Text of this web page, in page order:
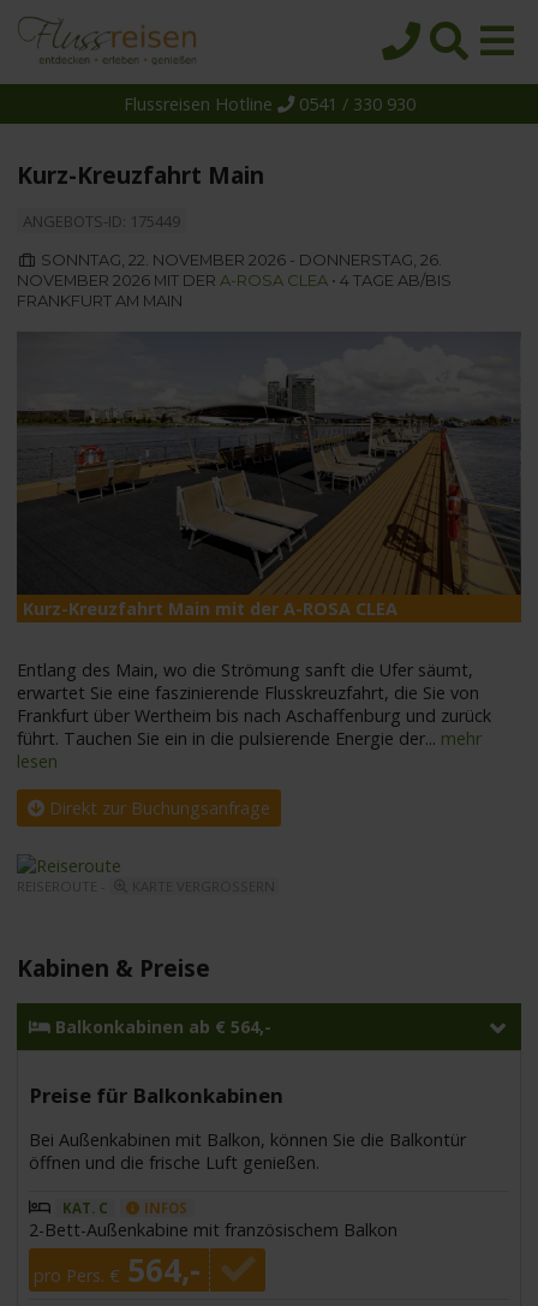
Reedereien
Wissen
Suche
Flussreisen Hotline 0541 / 330 930
Kurz-Kreuzfahrt Main
ANGEBOTS-ID: 175449
SONNTAG, 22. NOVEMBER 2026 - DONNERSTAG, 26.
NOVEMBER 2026 MIT DER A-ROSA CLEA • 4 TAGE AB/BIS
FRANKFURT AM MAIN
Kurz-Kreuzfahrt Main mit der A-ROSA CLEA
Entlang des Main, wo die Strömung sanft die Ufer säumt,
erwartet Sie eine faszinierende Flusskreuzfahrt, die Sie von
Frankfurt über Wertheim bis nach Aschaffenburg und zurück
führt. Tauchen Sie ein in die pulsierende Energie der... mehr
lesen
Direkt zur Buchungsanfrage
REISEROUTE -
Kabinen & Preise
Balkonkabinen ab € 564,-
Preise für Balkonkabinen
Bei Außenkabinen mit Balkon, können Sie die Balkontür
öffnen und die frische Luft genießen.
KAT. C INFOS
2-Bett-Außenkabine mit französischem Balkon
pro Pers. € 564,-